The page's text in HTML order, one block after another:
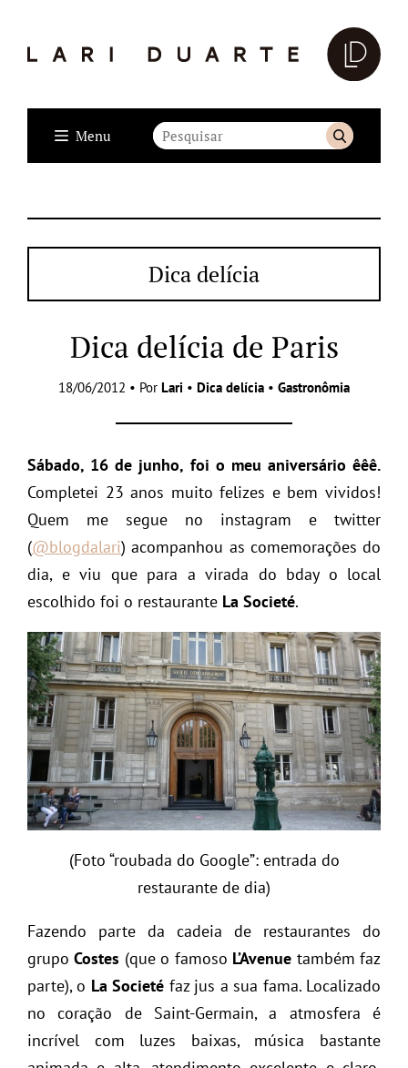
Menu
Dica delícia
Dica delícia de Paris
18/06/2012 • Por Lari • Dica delícia • Gastronômia
Sábado, 16 de junho, foi o meu aniversário êêê.
Completei 23 anos muito felizes e bem vividos!
Quem me segue no instagram e twitter
(@blogdalari) acompanhou as comemorações do
dia, e viu que para a virada do bday o local
escolhido foi o restaurante La Societé.
(Foto “roubada do Google”: entrada do
restaurante de dia)
Fazendo parte da cadeia de restaurantes do
grupoCostes (que o famoso L’Avenue também faz
parte), o La Societé faz jus a sua fama. Localizado
no coração de Saint-Germain, a atmosfera é
incrível com luzes baixas, música bastante